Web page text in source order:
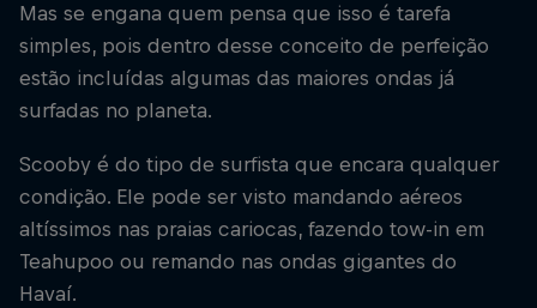
Mas se engana quem pensa que isso é tarefa
simples, pois dentro desse conceito de perfeição
estão incluídas algumas das maiores ondas já
surfadas no planeta.
Scooby é do tipo de surfista que encara qualquer
condição. Ele pode ser visto mandando aéreos
altíssimos nas praias cariocas, fazendo tow-in em
Teahupoo ou remando nas ondas gigantes do
Havaí.